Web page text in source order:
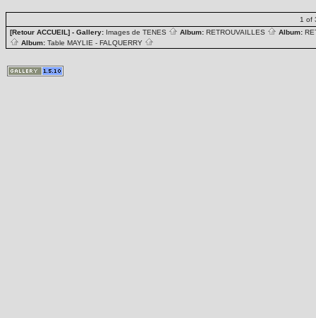
1 of
[Retour ACCUEIL] - Gallery: Images de TENES Album: RETROUVAILLES Album:
Album: Table MAYLIE - FALQUERRY